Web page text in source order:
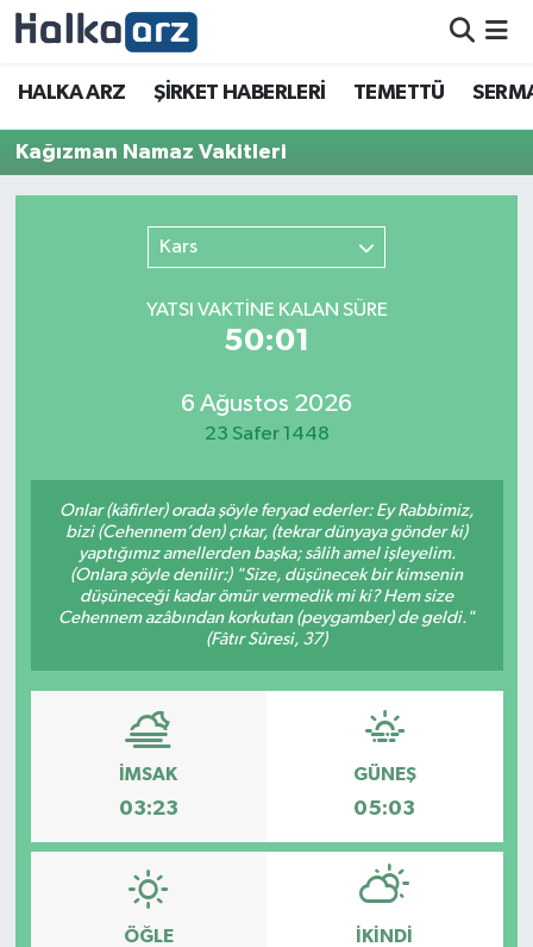
HALKA ARZ ŞİRKET HABERLERİ TEMETTÜ
Kağızman Namaz Vakitleri
Kars
YATSI VAKTİNE KALAN SÜRE
50:01
6 Ağustos 2026
23 Safer 1448
Onlar (kâfirler) orada şöyle feryad ederler: Ey Rabbimiz,
bizi (Cehennem’den) çıkar, (tekrar dünyaya gönder ki)
yaptığımız amellerden başka; sâlih amel işleyelim.
(Onlara şöyle denilir:) "Size, düşünecek bir kimsenin
düşüneceği kadar ömür vermedik mi ki? Hem size
Cehennem azâbından korkutan (peygamber) de geldi."
(Fâtır Sûresi, 37)
İMSAK
03:23
GÜNEŞ
05:03
ÖĞLE İKINDI
HALKA ARZ
SERMAYE ARTIRIMI
TEMETTÜ